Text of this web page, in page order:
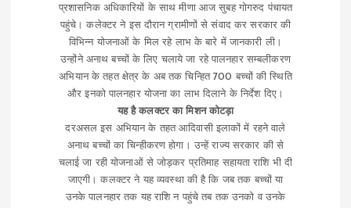
प्रशासनिक अधिकारियों के साथ मीणा आज सुबह गोगरुद पंचायत
पहुंचे। कलेक्टर ने इस दौरान ग्रामीणों से संवाद कर सरकार की
विभिन्न योजनाओं के मिल रहे लाभ के बारे में जानकारी ली।
उन्होंने अनाथ बच्चों के लिए चलाये जा रहे पालनहार सम्बलीकरण
अभियान के तहत क्षेत्र के अब तक चिन्हित 700 बच्चों की स्थिति
और इनको पालनहार योजना का लाभ दिलाने के निर्देश दिए।
यह है कलक्टर का मिशन कोटड़ा
दरअसल इस अभियान के तहत आदिवासी इलाकों में रहने वाले
अनाथ बच्चों का चिन्हीकरण होगा। उन्हें राज्य सरकार की से
चलाई जा रही योजनाओं से जोड़कर प्रतिमाह सहायता राशि भी दी
जाएगी। कलक्टर ने यह व्यवस्था की है कि जब तक बच्चों या
उनके पालनहार तक यह राशि न पहुंचे तब तक उनको व उनके